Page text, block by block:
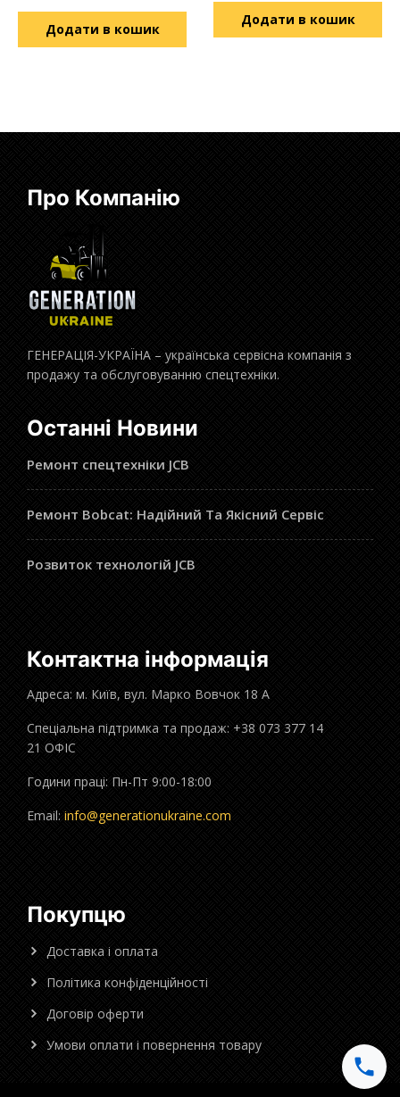
Додати в кошик
Додати в кошик
Про Компанію
ГЕНЕРАЦІЯ-УКРАЇНА – українська сервісна компанія з
продажу та обслуговуванню спецтехніки.
Останні Новини
Ремонт спецтехніки JCB
Ремонт Bobcat: Надійний Та Якісний Сервіс
Розвиток технологій JCB
Контактна інформація
Адреса: м. Київ, вул. Марко Вовчок 18 А
Спеціальна підтримка та продаж: +38 073 377 14
21 ОФІС
Години праці: Пн-Пт 9:00-18:00
Email: info@generationukraine.com
Покупцю
Доставка і оплата
Політика конфіденційності
Договір оферти
Умови оплати і повернення товару